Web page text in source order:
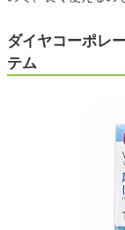
ダイヤコーポレ
テム